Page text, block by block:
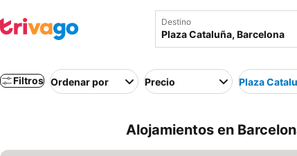
Destino
Filtros Ordenar por Precio Plaza
Alojamientos en